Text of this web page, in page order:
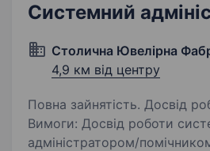
Системний
Столична Ювелірна
4,9 км від центру
Повна зайнятість. Досвід
Вимоги: Досвід роботи системним
адміністратором/